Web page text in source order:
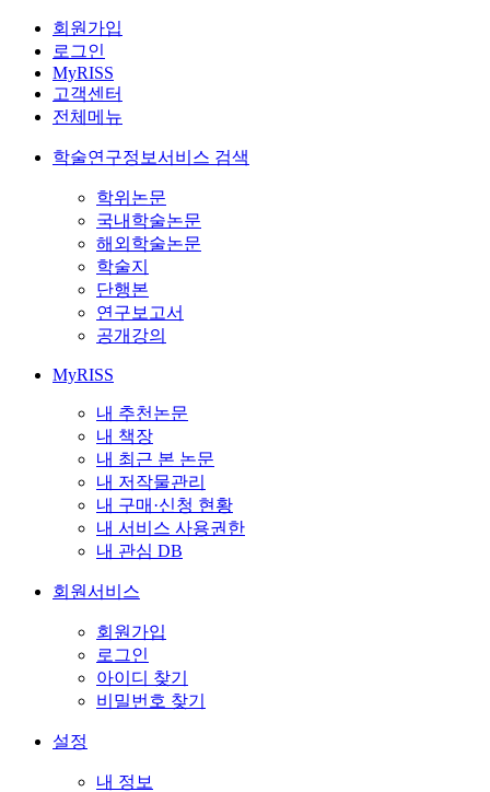
회원가입
로그인
MyRISS
고객센터
전체메뉴
학술연구정보서비스 검색
학위논문
국내학술논문
해외학술논문
학술지
단행본
연구보고서
공개강의
MyRISS
내 추천논문
내 책장
내 최근 본 논문
내 저작물관리
내 구매·신청 현황
내 서비스 사용권한
내 관심 DB
회원서비스
회원가입
로그인
아이디 찾기
비밀번호 찾기
설정
내 정보